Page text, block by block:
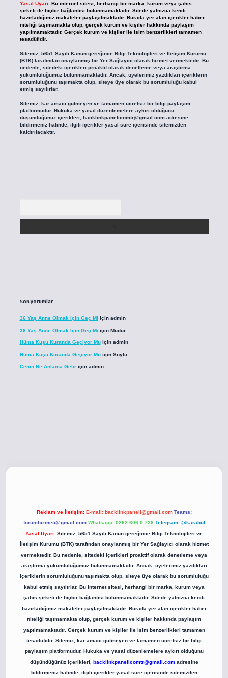
Yasal Uyarı: Bu internet sitesi, herhangi bir marka, kurum veya şahıs
şirketi ile hiçbir bağlantısı bulunmamaktadır. Sitede yalnızca kendi
hazırladığımız makaleler paylaşılmaktadır. Burada yer alan içerikler haber
niteliği taşımamakta olup, gerçek kurum ve kişiler hakkında paylaşım
yapılmamaktadır. Gerçek kurum ve kişiler ile isim benzerlikleri tamamen
tesadüfidir.
Sitemiz, 5651 Sayılı Kanun gereğince Bilgi Teknolojileri ve İletişim Kurumu
(BTK) tarafından onaylanmış bir Yer Sağlayıcı olarak hizmet vermektedir. Bu
nedenle, sitedeki içerikleri proaktif olarak denetleme veya araştırma
yükümlülüğümüz bulunmamaktadır. Ancak, üyelerimiz yazdıkları içeriklerin
sorumluluğunu taşımakta olup, siteye üye olarak bu sorumluluğu kabul
etmiş sayılırlar.
Sitemiz, kar amacı gütmeyen ve tamamen ücretsiz bir bilgi paylaşım
platformudur. Hukuka ve yasal düzenlemelere aykırı olduğunu
düşündüğünüz içerikleri, backlinkpanelicomtr@gmail.comadresine
bildirmeniz halinde, ilgili içerikler yasal süre içerisinde sitemizden
kaldırılacaktır.
Son yorumlar
36 Yaş Anne Olmak Için Geç Mi için admin
36 Yaş Anne Olmak Için Geç Mi için Müdür
Hüma Kuşu Kuranda Geçiyor Muiçin admin
Hüma Kuşu Kuranda Geçiyor Muiçin Soylu
Cenin Ne Anlama Geliriçin admin
Reklam ve İletişim: E-mail: backlinkpaneli@gmail.com Teams:
forumhizmeti@gmail.com Whatsapp: 0262 606 0 726 Telegram: @karabul
Yasal Uyarı: Sitemiz, 5651 Sayılı Kanun gereğince Bilgi Teknolojileri ve
İletişim Kurumu (BTK) tarafından onaylanmış bir Yer Sağlayıcı olarak hizmet
vermektedir. Bu nedenle, sitedeki içerikleri proaktif olarak denetleme veya
araştırma yükümlülüğümüz bulunmamaktadır. Ancak, üyelerimiz yazdıkları
içeriklerin sorumluluğunu taşımakta olup, siteye üye olarak bu sorumluluğu
kabul etmiş sayılırlar. Bu internet sitesi, herhangi bir marka, kurum veya
şahıs şirketi ile hiçbir bağlantısı bulunmamaktadır. Sitede yalnızca kendi
hazırladığımız makaleler paylaşılmaktadır. Burada yer alan içerikler haber
niteliği taşımamakta olup, gerçek kurum ve kişiler hakkında paylaşım
yapılmamaktadır. Gerçek kurum ve kişiler ile isim benzerlikleri tamamen
tesadüfidir. Sitemiz, kar amacı gütmeyen ve tamamen ücretsiz bir bilgi
paylaşım platformudur. Hukuka ve yasal düzenlemelere aykırı olduğunu
düşündüğünüz içerikleri, backlinkpanelicomtr@gmail.comadresine
bildirmeniz halinde, ilgili içerikler yasal süre içerisinde sitemizden